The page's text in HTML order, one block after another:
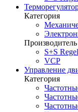
Категория
Производитель
S+S
VCP
Управление
Категория